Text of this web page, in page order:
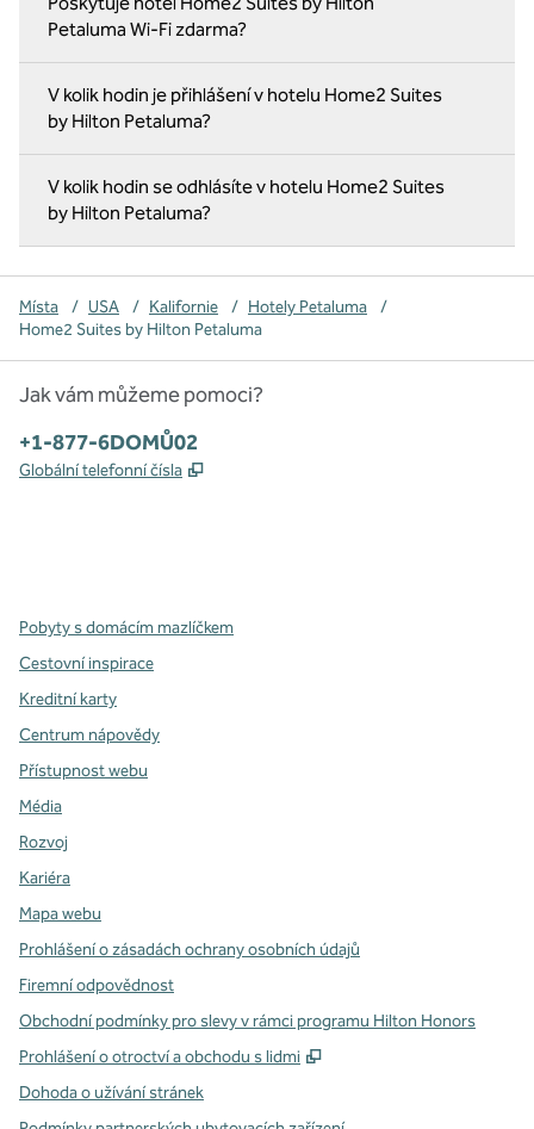
Petaluma Wi-Fi zdarma?
V kolik hodin je přihlášení v hotelu Home2 Suites
by Hilton Petaluma?
V kolik hodin se odhlásíte v hotelu Home2 Suites
by Hilton Petaluma?
Místa / USA / Kalifornie / Hotely Petaluma
/
Home2 Suites by Hilton Petaluma
Jak vám můžeme pomoci?
Telefon:
+1-877-6DOMŮ02
Globální telefonní čísla ,
Pobyty s domácím mazlíčkem
Cestovní inspirace
Kreditní karty
Centrum nápovědy
Přístupnost webu
Média
Rozvoj
Kariéra
Mapa webu
Prohlášení o zásadách ochrany osobních údajů
Firemní odpovědnost
Obchodní podmínky pro slevy v rámci programu Hilton Honors
Prohlášení o otroctví a obchodu s lidmi
,
Dohoda o užívání stránek